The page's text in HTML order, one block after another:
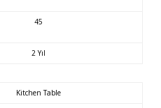
45
2 Yıl
Kitchen Table